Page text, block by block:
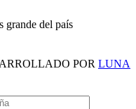
grande del país
POR LUNA